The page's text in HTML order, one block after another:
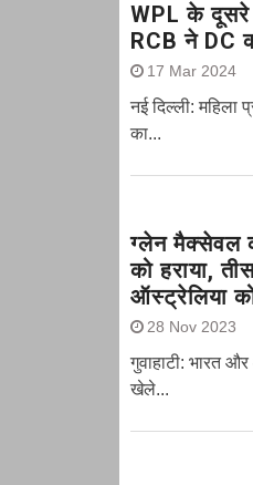
WPL के
RCB ने DC
17 Mar 2024
नई दिल्ली: महिला
का...
ग्‍लेन मैक्‍सेवल
को हराया,
ऑस्ट्रेलिया
28 Nov 2023
गुवाहाटी: भारत
खेले...